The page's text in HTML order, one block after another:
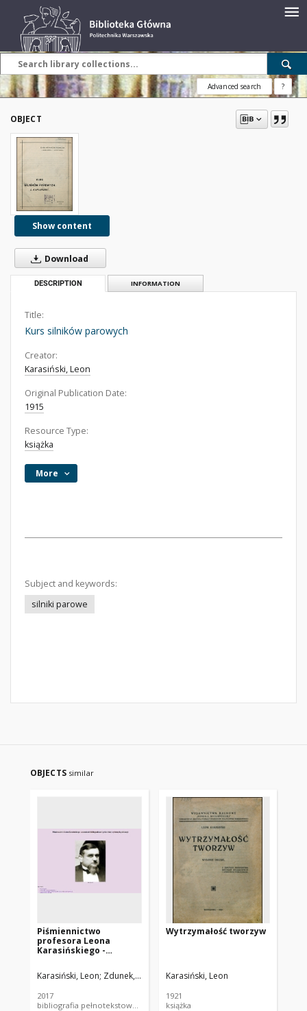
Advanced search ?
OBJECT
Show content
Download
DESCRIPTION INFORMATION
Title:
Kurs silników parowych
Creator:
Karasiński, Leon
Original Publication Date:
1915
Resource Type:
książka
More
Subject and keywords:
silniki parowe
OBJECTS similar
Piśmiennictwo
profesora Leona
Karasińskiego -
bibliograficzne i pełne
teksty wybranych
Karasiński, Leon Zdunek, Hanna. Oprac.
2017
bibliografia pełnotekstowa bibliografia
Wytrzymałość tworzyw
Karasiński, Leon
1921
książka